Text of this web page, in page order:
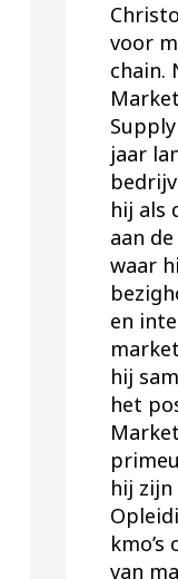
voor
chain.
jaar
hij als
aan
waar
en
hij
het
hij zijn
van